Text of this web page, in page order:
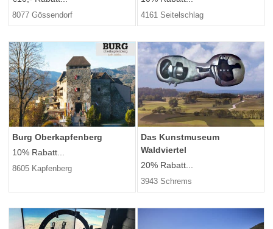
8077 Gössendorf 4161 Seitelschlag
Burg Oberkapfenberg
10% Rabatt...
8605 Kapfenberg
Das Kunstmuseum
Waldviertel
20% Rabatt...
3943 Schrems